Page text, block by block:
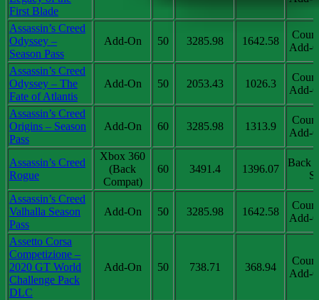
First Blade
Assassin’s Creed
Odyssey –
Season Pass
Add-On 50 3285.98 1642.58
Add-
Assassin’s Creed
Odyssey – The
Fate of Atlantis
Add-On 50 2053.43 1026.3
Add-
Assassin’s Creed
Origins – Season
Pass
Add-On 60 3285.98 1313.9
Add-
Assassin’s Creed
Rogue
Xbox 360
(Back
Compat)
60 3491.4 1396.07
Back
Assassin’s Creed
Valhalla Season
Pass
Add-On 50 3285.98 1642.58
Add-
Assetto Corsa
Competizione –
2020 GT World
Challenge Pack
DLC
Add-On 50 738.71 368.94
Add-